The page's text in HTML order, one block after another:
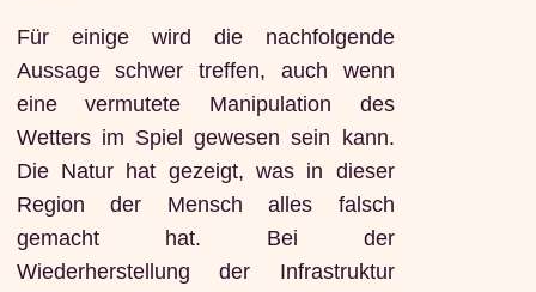
Für einige wird die nachfolgende
Aussage schwer treffen, auch wenn
eine vermutete Manipulation des
Wetters im Spiel gewesen sein kann.
Die Natur hat gezeigt, was in dieser
Region der Mensch alles falsch
gemacht hat. Bei der
Wiederherstellung der Infrastruktur